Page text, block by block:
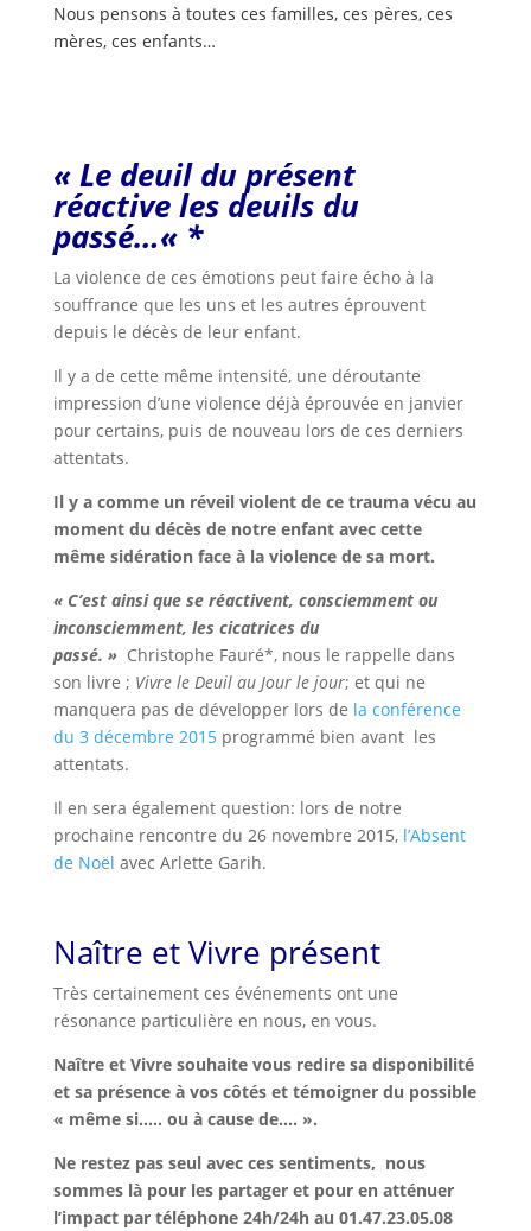
Nous pensons à toutes ces familles, ces pères, ces
mères, ces enfants…
« Le deuil du présent
réactive les deuils du
passé…« *
La violence de ces émotions peut faire écho à la
souffrance que les uns et les autres éprouvent
depuis le décès de leur enfant.
Il y a de cette même intensité, une déroutante
impression d’une violence déjà éprouvée en janvier
pour certains, puis de nouveau lors de ces derniers
attentats.
Il y a comme un réveil violent de ce trauma vécu au
moment du décès de notre enfant avec cette
même sidération face à la violence de sa mort.
« C’est ainsi que se réactivent, consciemment ou
inconsciemment, les cicatrices du
passé. » Christophe Fauré*, nous le rappelle dans
son livre ; Vivre le Deuil au Jour le jour; et qui ne
manquera pas de développer lors de la conférence
du 3 décembre 2015programmé bien avant les
attentats.
Il en sera également question: lors de notre
prochaine rencontre du 26 novembre 2015, l’Absent
de Noël avec Arlette Garih.
Naître et Vivre présent
Très certainement ces événements ont une
résonance particulière en nous, en vous.
Naître et Vivre souhaite vous redire sa disponibilité
et sa présence à vos côtés et témoigner du possible
« même si….. ou à cause de…. ».
Ne restez pas seul avec ces sentiments, nous
sommes là pour les partager et pour en atténuer
l’impact par téléphone 24h/24h au 01.47.23.05.08